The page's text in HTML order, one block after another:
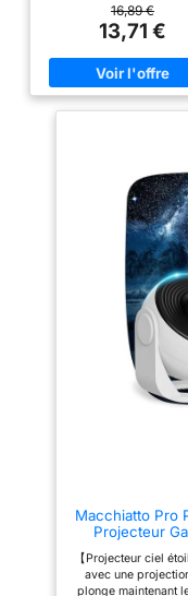
brouillard de couleurs
mélangées (rouge-vert,
bleu, bleu-vert) + 2
brouillard dégradés
de 2 couleurs, dégradé
couleurs). 2 modes de
pouvez créer 26
lumière stellaire
niveaux de luminosité
vitesse : avec la
infrarouge incluse, vous
régler la luminosité et la
du projecteur étoiles
cinq niveaux. Réglez la
luminosité et la vitesse
vos préférences et
la beauté du cosmos et
Voie lactée. Veilleuse
enfants Rocket 6
fusée à l'intérieur du
d'étoiles avec
violet et dégradé). Idéal
les chambres, les
salles de jeux Deux
de contrôle et modes
minuterie : les effets
brouillard, lumière
luminosité et vitesse
16,89 €
13,71 €
Macchiatto Pro
Projecteur
Veilleuse
360°pour
【Projecteur ciel
avec une
plonge maintenant